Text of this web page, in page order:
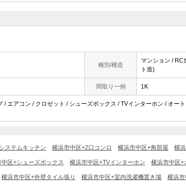
種別/構造
マンション / RC
ト造)
間取り一例 1K
エアコン / クロゼット / シューズボックス / TVインターホン / オー
ステムキッチン 横浜市中区+2口コンロ 横浜市中区+角部屋 横
中区+シューズボックス 横浜市中区+TVインターホン 横浜市中区+
横浜市中区+外壁タイル張り 横浜市中区+室内洗濯機置き場 横浜